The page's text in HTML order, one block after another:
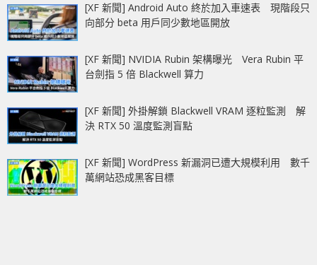
[XF 新聞] Android Auto 終於加入車速表 現階段只
向部分 beta 用戶同少數地區開放
[XF 新聞] NVIDIA Rubin 架構曝光 Vera Rubin 平
台劍指 5 倍 Blackwell 算力
[XF 新聞] 外掛解鎖 Blackwell VRAM 逐粒監測 解
決 RTX 50 溫度監測盲點
[XF 新聞] WordPress 新漏洞已遭大規模利用 數千
萬網站恐成黑客目標